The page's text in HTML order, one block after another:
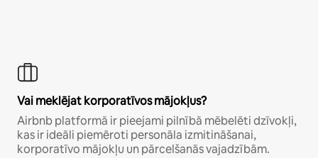
Vai meklējat korporatīvos mājokļus?
Airbnb platformā ir pieejami pilnībā mēbelēti dzīvokļi,
kas ir ideāli piemēroti personāla izmitināšanai,
korporatīvo mājokļu un pārcelšanās vajadzībām.